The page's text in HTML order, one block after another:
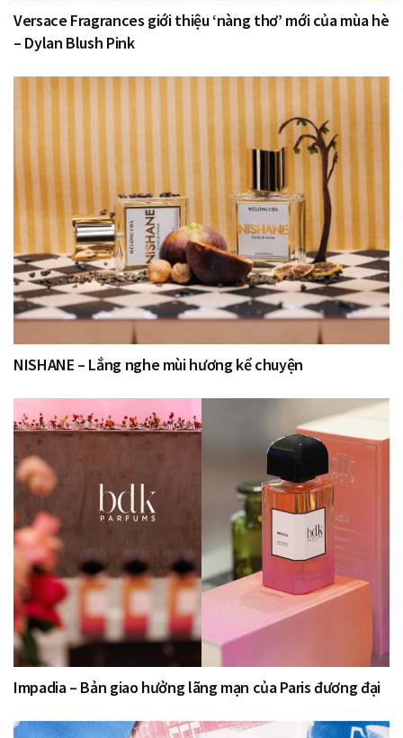
Versace Fragrances giới thiệu ‘nàng thơ’ mới của mùa hè
– Dylan Blush Pink
NISHANE – Lắng nghe mùi hương kể chuyện
Impadia – Bản giao hưởng lãng mạn của Paris đương đại